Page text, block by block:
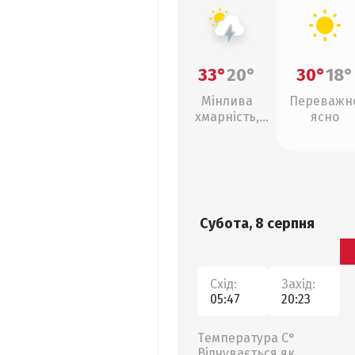
33°20°
Мінлива
хмарність,
30°18°
ясно
Субота, 8 серпня
Схід:
05:47
Захід:
20:23
Температура С°